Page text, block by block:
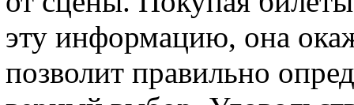
эту информацию, она
позволит правильно